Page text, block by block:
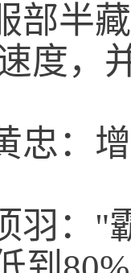
部半
度，
忠：
羽："